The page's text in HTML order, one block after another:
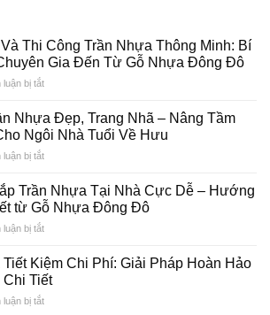
Thi Công Trần Nhựa Thông Minh: Bí
Gia Đến Từ Gỗ Nhựa Đông Đô
luận bị tắtở
Mua
Và
Thi
Công
Nhựa
Thông
Bí
Từ
Chuyên
Đến
Nhựa Đẹp, Trang Nhã – Nâng Tầm
Ngôi Nhà Tuổi Về Hưu
luận bị tắtở
Mẫu
Trần
Nhựa
Đẹp,
Nhã
–
Tầm
Trần Nhựa Tại Nhà Cực Dễ – Hướng
từ Gỗ Nhựa Đông Đô
luận bị tắtở
Tự
Lắp
Trần
Nhựa
Kiệm Chi Phí: Giải Pháp Hoàn Hảo
Chi Tiết
luận bị tắtở